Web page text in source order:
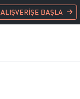
ALIŞVERİŞE BAŞLA